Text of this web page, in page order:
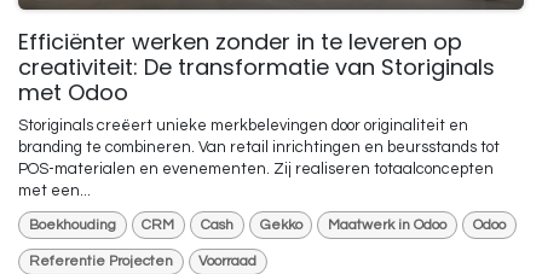
Efficiënter werken zonder in te leveren op
creativiteit: De transformatie van Storiginals
met Odoo
Storiginals creëert unieke merkbelevingen door originaliteit en
branding te combineren. Van retail inrichtingen en beursstands tot
POS-materialen en evenementen. Zij realiseren totaalconcepten
met een...
Boekhouding CRM Cash Gekko Maatwerk in Odoo Odoo
Referentie Projecten Voorraad